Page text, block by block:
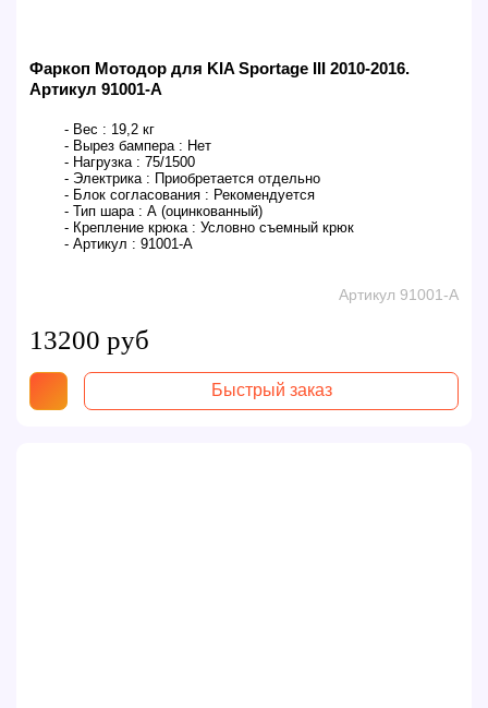
Фаркоп Мотодор для KIA Sportage III 2010-2016.
Артикул 91001-A
- Вес : 19,2 кг
- Вырез бампера : Нет
- Нагрузка : 75/1500
- Электрика : Приобретается отдельно
- Блок согласования : Рекомендуется
- Тип шара : А (оцинкованный)
- Крепление крюка : Условно съемный крюк
- Артикул : 91001-A
Артикул 91001-A
13200 руб
Быстрый заказ